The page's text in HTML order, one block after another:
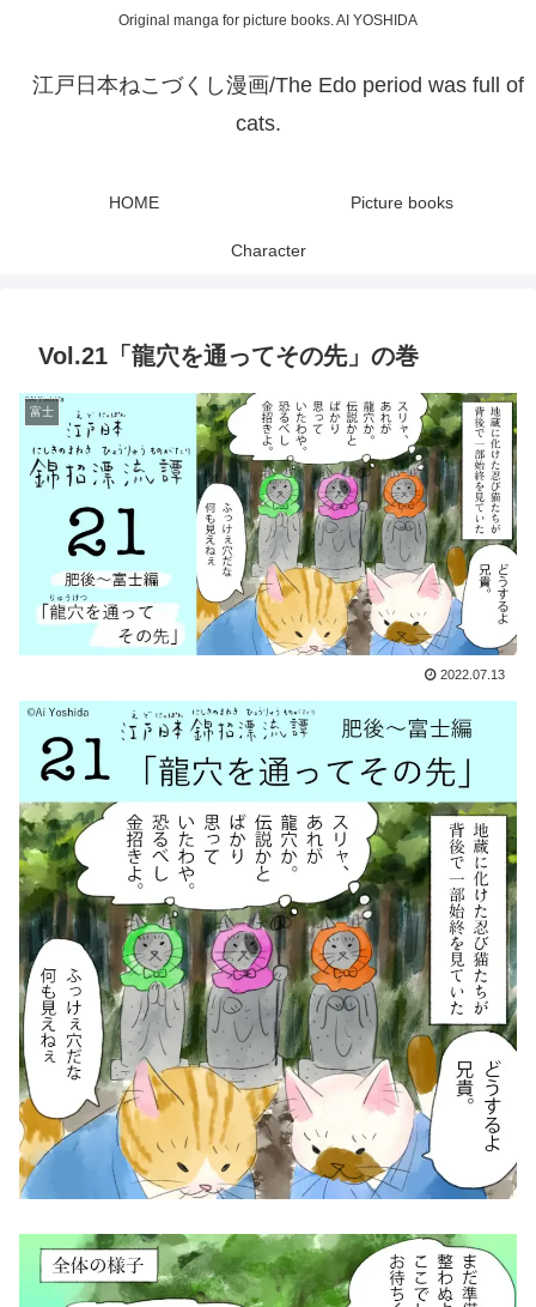
Original manga for picture books. AI YOSHIDA
江戸日本ねこづくし漫画/The Edo period was full of
cats.
HOME Picture books
Character
Vol.21「龍穴を通ってその先」の巻
富士
2022.07.13